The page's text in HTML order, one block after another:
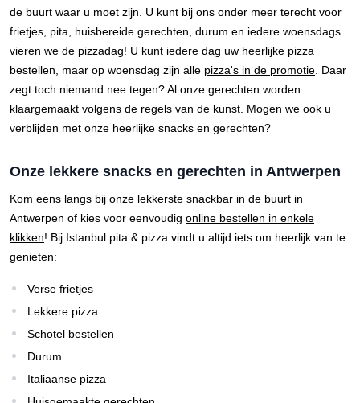
de buurt waar u moet zijn. U kunt bij ons onder meer terecht voor
frietjes, pita, huisbereide gerechten, durum en iedere woensdags
vieren we de pizzadag! U kunt iedere dag uw heerlijke pizza
bestellen, maar op woensdag zijn alle pizza's in de promotie . Daar
zegt toch niemand nee tegen? Al onze gerechten worden
klaargemaakt volgens de regels van de kunst. Mogen we ook u
verblijden met onze heerlijke snacks en gerechten?
Onze lekkere snacks en gerechten in Antwerpen
Kom eens langs bij onze lekkerste snackbar in de buurt in
Antwerpen of kies voor eenvoudig online bestellen in enkele
klikken! Bij Istanbul pita & pizza vindt u altijd iets om heerlijk van te
genieten:
Verse frietjes
Lekkere pizza
Schotel bestellen
Durum
Italiaanse pizza